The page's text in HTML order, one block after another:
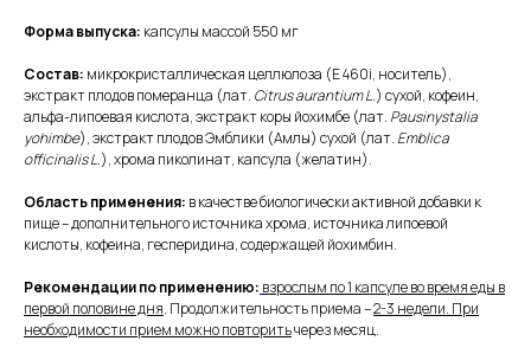
Форма выпуска: капсулы массой 550 мг
Состав: микрокристаллическая целлюлоза (Е 460i, носитель),
экстракт плодов померанца (лат. Citrus aurantium L.) сухой, кофеин,
альфа-липоевая кислота, экстракт коры йохимбе (лат. Pausinystalia
yohimbe), экстракт плодов Эмблики (Амлы) сухой (лат. Emblica
officinalis L.), хрома пиколинат, капсула (желатин).
Область применения: в качестве биологически активной добавки к
пище – дополнительного источника хрома, источника липоевой
кислоты, кофеина, гесперидина, содержащей йохимбин.
Рекомендации по применению: взрослым по 1 капсуле во время еды в
первой половине дня. Продолжительность приема –2-3 недели. При
необходимости прием можно повторитьчерез месяц.
Связаться с нами:
info@supx.pro
Мы работаем:
пн-вс: 10:00-19:00
О БРЕНДЕ
FAQ